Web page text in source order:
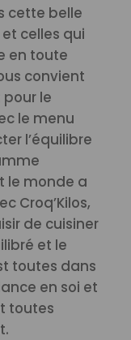
cette belle
celles qui
en toute
convient
le
le menu
l’équilibre
le monde a
Croq’Kilos,
de cuisiner
et le
toutes dans
en soi et
toutes